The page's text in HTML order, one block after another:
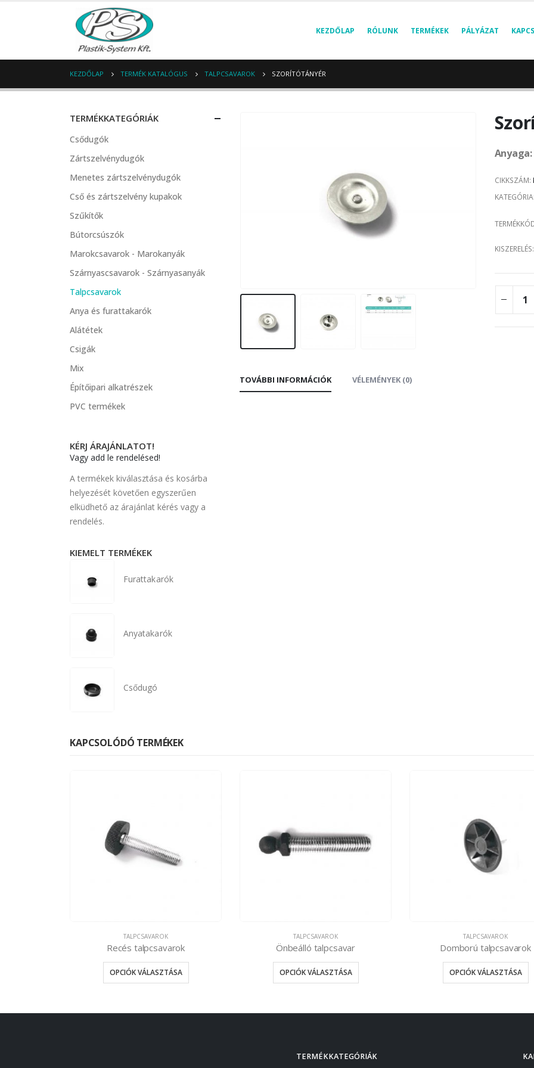
KEZDŐLAP RÓLUNK TERMÉKEK PÁLYÁZAT
KEZDŐLAP TERMÉK KATALÓGUS TALPCSAVAROK SZORÍTÓTÁNYÉR
Anyaga:
CIKKSZÁM:
KATEGÓRIA:
KISZERELÉS
TOVÁBBI INFORMÁCIÓK VÉLEMÉNYEK (0)
TERMÉKKATEGÓRIÁK
Csődugók
Zártszelvénydugók
Menetes zártszelvénydugók
Cső és zártszelvény kupakok
Szűkítők
Bútorcsúszók
Marokcsavarok - Marokanyák
Szárnyascsavarok - Szárnyasanyák
Talpcsavarok
Anya és furattakarók
Alátétek
Csigák
Mix
Építőipari alkatrészek
PVC termékek
KÉRJ ÁRAJÁNLATOT!
Vagy add le rendelésed!
A termékek kiválasztása és kosárba
helyezését követően egyszerűen
elküdhető az árajánlat kérés vagy a
rendelés.
KIEMELT TERMÉKEK
Furattakarók
Anyatakarók
Csődugó
KAPCSOLÓDÓ TERMÉKEK
TALPCSAVAROK
Recés talpcsavarok
OPCIÓK VÁLASZTÁSA
TALPCSAVAROK
Önbeálló talpcsavar
OPCIÓK VÁLASZTÁSA
TALPCSAVAROK
Domború talpcsavarok
OPCIÓK VÁLASZTÁSA
TERMÉKKATEGÓRIÁK